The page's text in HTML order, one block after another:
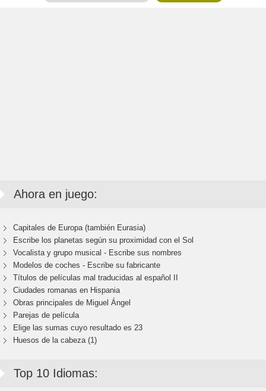
Ahora en juego:
Capitales de Europa (también Eurasia)
Escribe los planetas según su proximidad con el Sol
Vocalista y grupo musical - Escribe sus nombres
Modelos de coches - Escribe su fabricante
Títulos de películas mal traducidas al español II
Ciudades romanas en Hispania
Obras principales de Miguel Ángel
Parejas de película
Elige las sumas cuyo resultado es 23
Huesos de la cabeza (1)
Top 10 Idiomas: